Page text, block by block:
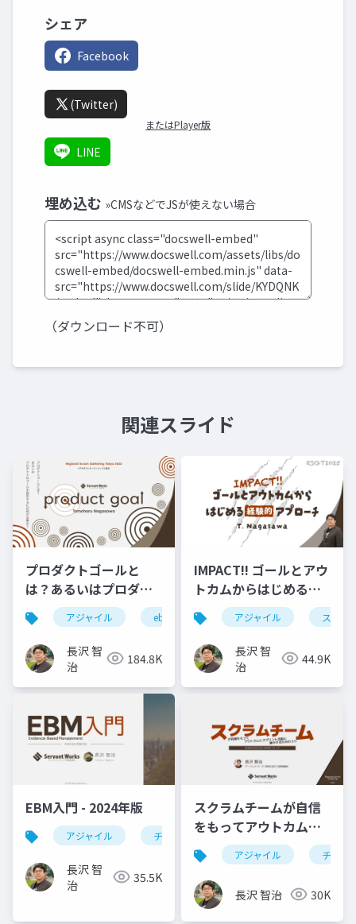
シェア
Facebook
(Twitter)
またはPlayer版
LINE
埋め込む »CMSなどでJSが使えない場合
（ダウンロード不可）
関連スライド
プロダクトゴールと
は？あるいはプロダク
トのゴールを設定する
には何が必要か？
#RSGT2022
アジャイル ebm スクラム rsgt
長沢 智
治
184.8K
IMPACT!! ゴールとアウ
トカムからはじめる経
験的アプローチ
#RSGT2025
アジャイル スクラ
長沢 智
治
44.9K
EBM入門 - 2024年版
アジャイル チーム開発 agile ebm
長沢 智
治
35.5K
スクラムチームが自信
をもってアウトカムと
スプリント活動に集中
するためのコツ
アジャイル チーム
長沢 智治 30K